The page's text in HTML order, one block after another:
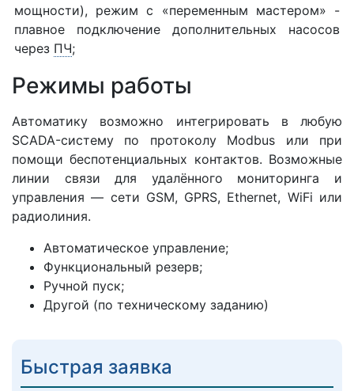
мощности), режим с «переменным мастером» -
плавное подключение дополнительных насосов
через ПЧ;
Режимы работы
Автоматику возможно интегрировать в любую
SCADA-систему по протоколу Modbus или при
помощи беспотенциальных контактов. Возможные
линии связи для удалённого мониторинга и
управления — сети GSM, GPRS, Ethernet, WiFi или
радиолиния.
Автоматическое управление;
Функциональный резерв;
Ручной пуск;
Другой (по техническому заданию)
Быстрая заявка